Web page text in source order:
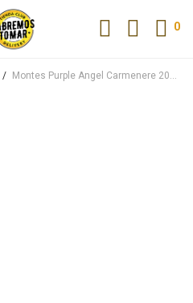
0
/ Montes Purple Angel Carmenere 2021 750ml